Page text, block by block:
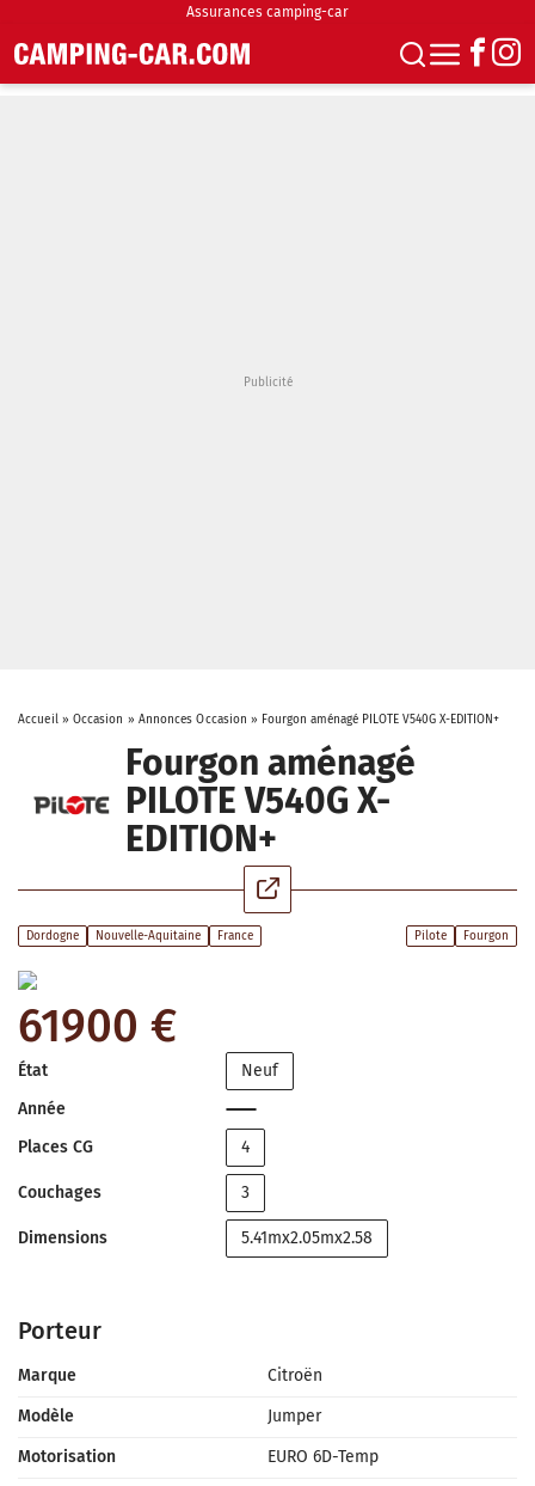
Assurances camping-car
Accueil» Occasion » Annonces Occasion » Fourgon aménagé PILOTE V540G X-EDITION+
Fourgon aménagé
PILOTE V540G X-
EDITION+
Dordogne Nouvelle-Aquitaine France Pilote Fourgon
61900 €
État
Neuf
Année
Places CG
4
Couchages 3
Dimensions 5.41mx2.05mx2.58
Porteur
Marque
Citroën
Modèle
Jumper
Motorisation
EURO 6D-Temp